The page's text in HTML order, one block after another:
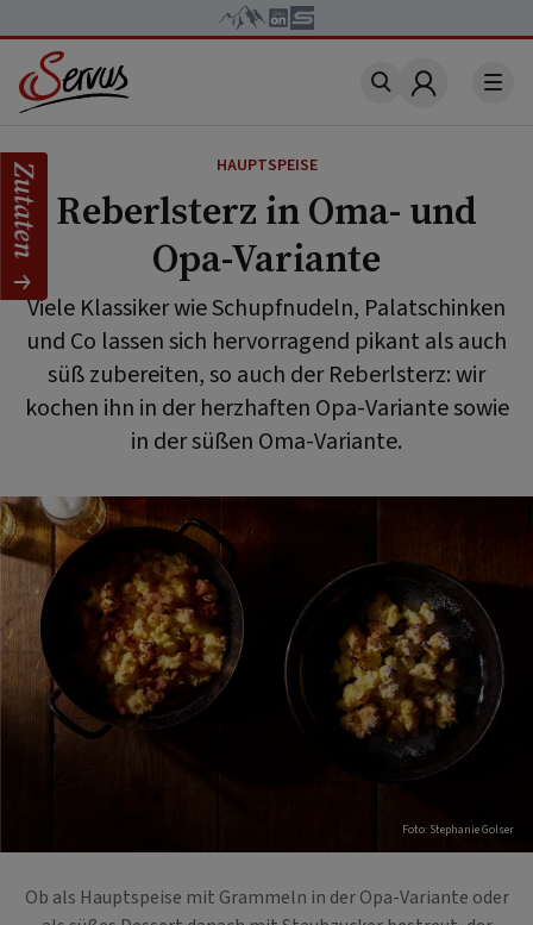
Account
HAUPTSPEISE
Reberlsterz in Oma- und
Opa-Variante
Viele Klassiker wie Schupfnudeln, Palatschinken
und Co lassen sich hervorragend pikant als auch
süß zubereiten, so auch der Reberlsterz: wir
kochen ihn in der herzhaften Opa-Variante sowie
in der süßen Oma-Variante.
Foto: Stephanie Golser
Ob als Hauptspeise mit Grammeln in der Opa-Variante oder
Zutaten